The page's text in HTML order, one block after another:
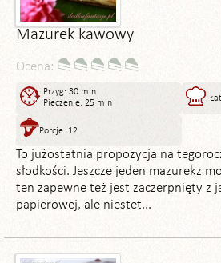
Mazurek kawowy
Ocena:
Przyg: 30 min
Pieczenie: 25 min
Porcje: 12
To jużostatnia propozycja na
słodkości. Jeszcze jeden mazurekz
ten zapewne też jest zaczerpnięty z
papierowej, ale niestet...